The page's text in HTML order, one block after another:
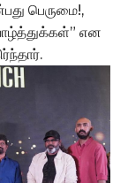
பெருமை!,
என